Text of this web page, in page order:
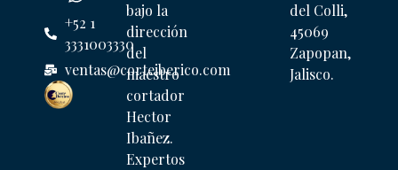
+52 1
3331003330
ventas@corteiberico.com
bajo la
dirección
del
maestro
cortador
Hector
Ibañez.
Expertos
del Colli,
45069
Zapopan,
Jalisco.